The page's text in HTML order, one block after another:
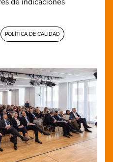
POLÍTICA DE CALIDAD